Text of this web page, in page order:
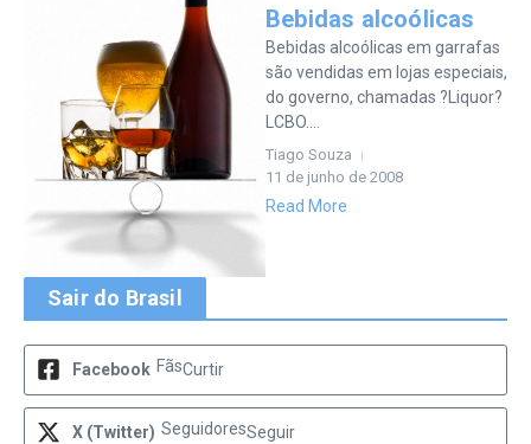
Bebidas alcoólicas
Bebidas alcoólicas em garrafas
são vendidas em lojas especiais,
do governo, chamadas ?Liquor?
LCBO....
Tiago Souza
11 de junho de 2008
Read More
Sair do Brasil
Facebook FãsCurtir
X (Twitter) SeguidoresSeguir